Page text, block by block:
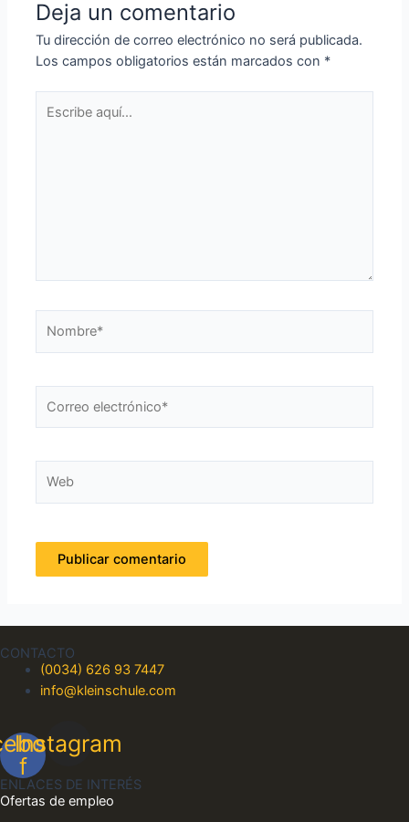
Deja un comentario
Tu dirección de correo electrónico no será publicada.
Los campos obligatorios están marcados con *
aquí...
electrónico*
CONTACTO
(0034) 626 93 7447
info@kleinschule.com
f
Instagram
ENLACES DE INTERÉS
Ofertas de empleo